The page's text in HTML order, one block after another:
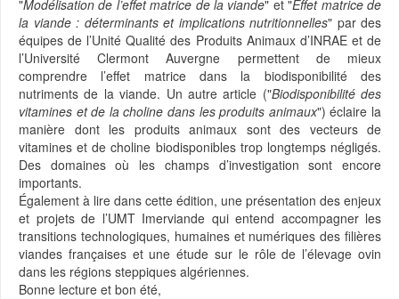
"Modélisation de l’effet matrice de la viande" et "Effet matrice de
la viande : déterminants et implications nutritionnelles" par des
équipes de l’Unité Qualité des Produits Animaux d’INRAE et de
l’Université Clermont Auvergne permettent de mieux
comprendre l’effet matrice dans la biodisponibilité des
nutriments de la viande. Un autre article ("Biodisponibilité des
vitamines et de la choline dans les produits animaux") éclaire la
manière dont les produits animaux sont des vecteurs de
vitamines et de choline biodisponibles trop longtemps négligés.
Des domaines où les champs d’investigation sont encore
importants.
Également à lire dans cette édition, une présentation des enjeux
et projets de l’UMT Imerviande qui entend accompagner les
transitions technologiques, humaines et numériques des filières
viandes françaises et une étude sur le rôle de l’élevage ovin
dans les régions steppiques algériennes.
Bonne lecture et bon été,